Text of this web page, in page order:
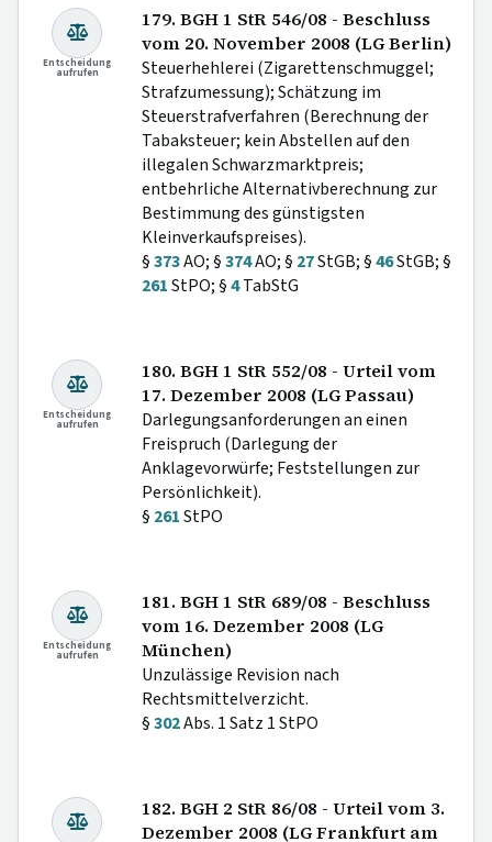
Entscheidung
aufrufen
179. BGH 1 StR 546/08 - Beschluss
vom 20. November 2008 (LG Berlin)
Steuerhehlerei (Zigarettenschmuggel;
Strafzumessung); Schätzung im
Steuerstrafverfahren (Berechnung der
Tabaksteuer; kein Abstellen auf den
illegalen Schwarzmarktpreis;
entbehrliche Alternativberechnung zur
Bestimmung des günstigsten
Kleinverkaufspreises).
§373AO; §374AO; § 27StGB; §46StGB; §
261StPO; §4TabStG
Entscheidung
aufrufen
180. BGH 1 StR 552/08 - Urteil vom
17. Dezember 2008 (LG Passau)
Darlegungsanforderungen an einen
Freispruch (Darlegung der
Anklagevorwürfe; Feststellungen zur
Persönlichkeit).
§ 261StPO
Entscheidung
aufrufen
181. BGH 1 StR 689/08 - Beschluss
vom 16. Dezember 2008 (LG
München)
Unzulässige Revision nach
Rechtsmittelverzicht.
§302Abs. 1 Satz 1 StPO
182. BGH 2 StR 86/08 - Urteil vom 3.
Dezember 2008 (LG Frankfurt am